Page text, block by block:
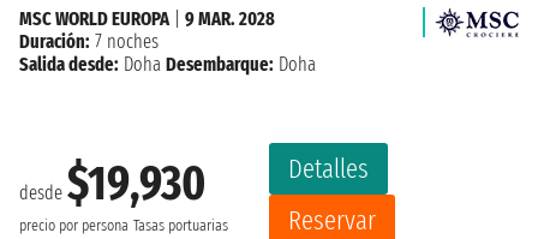
desde $19,930
precio por persona Tasas portuarias
Detalles
Reservar
MSC WORLD EUROPA| 9 MAR. 2028
Duración: 7 noches
Salida desde: Doha Desembarque: Doha